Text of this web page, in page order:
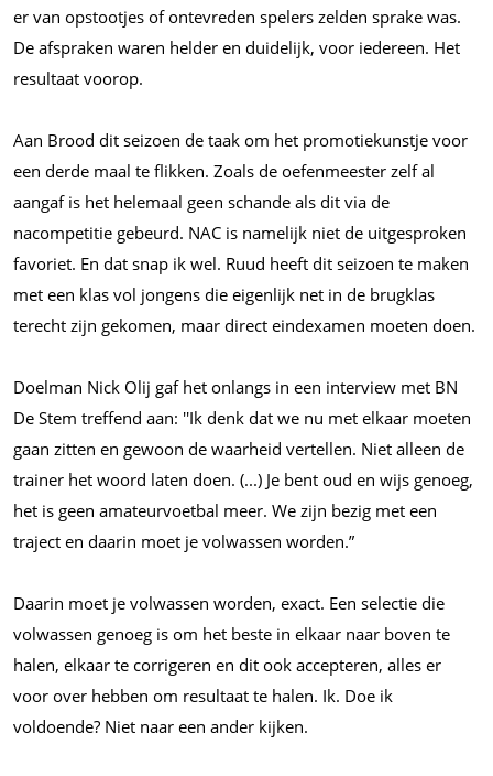
er van opstootjes of ontevreden spelers zelden sprake was.
De afspraken waren helder en duidelijk, voor iedereen. Het
resultaat voorop.
Aan Brood dit seizoen de taak om het promotiekunstje voor
een derde maal te flikken. Zoals de oefenmeester zelf al
aangaf is het helemaal geen schande als dit via de
nacompetitie gebeurd. NAC is namelijk niet de uitgesproken
favoriet. En dat snap ik wel. Ruud heeft dit seizoen te maken
met een klas vol jongens die eigenlijk net in de brugklas
terecht zijn gekomen, maar direct eindexamen moeten doen.
Doelman Nick Olij gaf het onlangs in een interview met BN
De Stem treffend aan: ''Ik denk dat we nu met elkaar moeten
gaan zitten en gewoon de waarheid vertellen. Niet alleen de
trainer het woord laten doen. (...) Je bent oud en wijs genoeg,
het is geen amateurvoetbal meer. We zijn bezig met een
traject en daarin moet je volwassen worden.”
Daarin moet je volwassen worden, exact. Een selectie die
volwassen genoeg is om het beste in elkaar naar boven te
halen, elkaar te corrigeren en dit ook accepteren, alles er
voor over hebben om resultaat te halen. Ik. Doe ik
voldoende? Niet naar een ander kijken.